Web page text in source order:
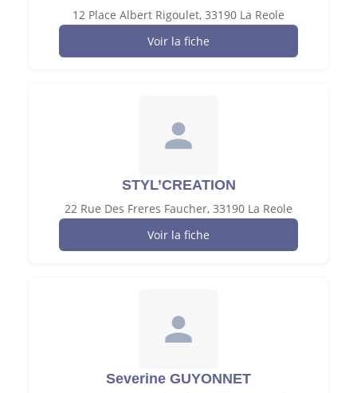
12 Place Albert Rigoulet, 33190 La Reole
Voir la fiche
STYL’CREATION
22 Rue Des Freres Faucher, 33190 La Reole
Voir la fiche
Severine GUYONNET